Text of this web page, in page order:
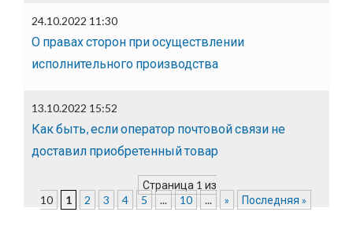
24.10.2022 11:30
О правах сторон при осуществлении
исполнительного производства
13.10.2022 15:52
Как быть, если оператор почтовой связи не
доставил приобретенный товар
Страница 1 из
10
1 2 3 4 5 ... 10 ... » Последняя »